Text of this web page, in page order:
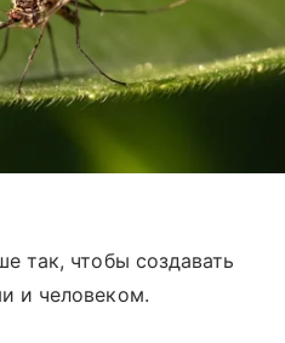
так, чтобы создавать
и человеком.